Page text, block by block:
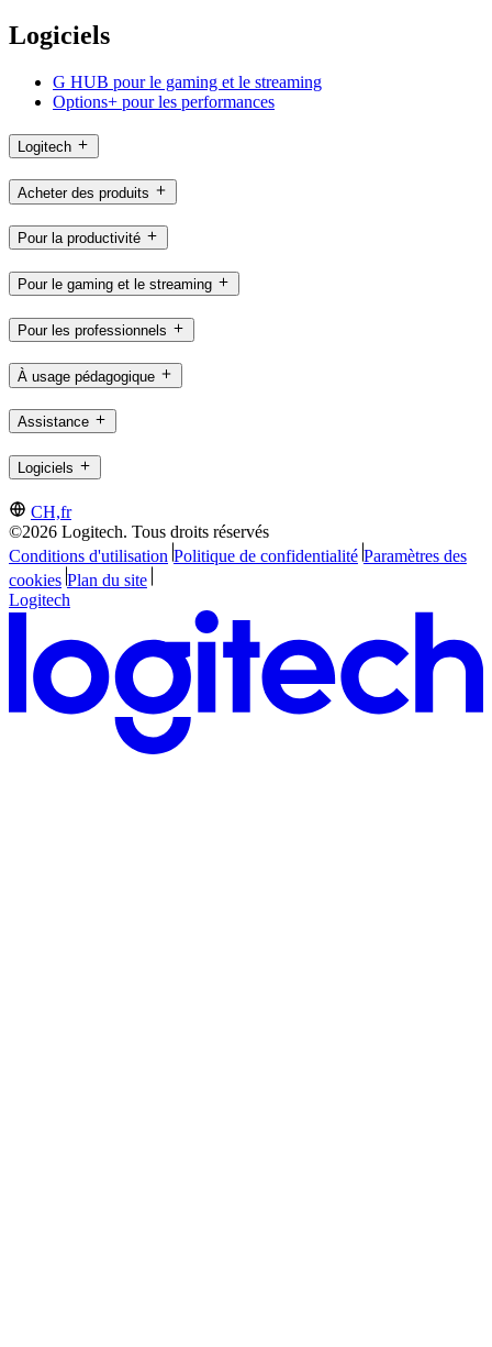
Logiciels
G HUB pour le gaming et le streaming
Options+ pour les performances
Logitech
Acheter des produits
Pour la productivité
Pour le gaming et le streaming
Pour les professionnels
À usage pédagogique
Assistance
Logiciels
CH,fr
©2026 Logitech. Tous droits réservés
Conditions d'utilisation Politique de confidentialité Paramètres des
cookies Plan du site
Logitech